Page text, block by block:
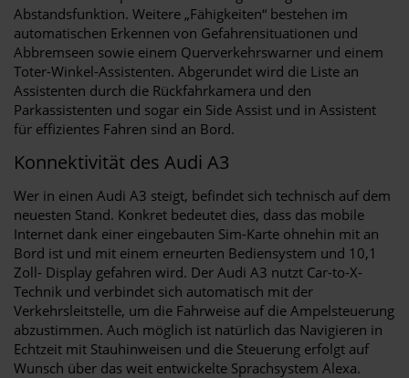
Abstandsfunktion. Weitere „Fähigkeiten“ bestehen im
automatischen Erkennen von Gefahrensituationen und
Abbremseen sowie einem Querverkehrswarner und einem
Toter-Winkel-Assistenten. Abgerundet wird die Liste an
Assistenten durch die Rückfahrkamera und den
Parkassistenten und sogar ein Side Assist und in Assistent
für effizientes Fahren sind an Bord.
Konnektivität des Audi A3
Wer in einen Audi A3 steigt, befindet sich technisch auf dem
neuesten Stand. Konkret bedeutet dies, dass das mobile
Internet dank einer eingebauten Sim-Karte ohnehin mit an
Bord ist und mit einem erneurten Bediensystem und 10,1
Zoll- Display gefahren wird. Der Audi A3 nutzt Car-to-X-
Technik und verbindet sich automatisch mit der
Verkehrsleitstelle, um die Fahrweise auf die Ampelsteuerung
abzustimmen. Auch möglich ist natürlich das Navigieren in
Echtzeit mit Stauhinweisen und die Steuerung erfolgt auf
Wunsch über das weit entwickelte Sprachsystem Alexa.